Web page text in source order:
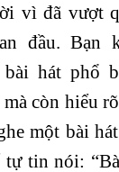
vì đã vượt
đầu. Bạn
hát phổ
còn hiểu
một bài
tự tin nói: